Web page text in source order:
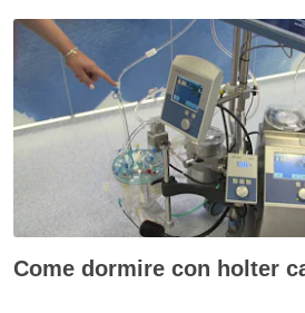
Come dormire con holter